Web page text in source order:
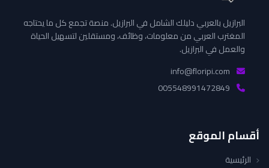
البرازيل بالعربي دليلك الشامل في البرازيل. منصة تجمع كل ما يحتاجه
المغترب العربي من معلومات، وظائف، ومستقلين لتسهيل الحياة
والعمل في البرازيل.
أقسام الموقع
الرئيسية